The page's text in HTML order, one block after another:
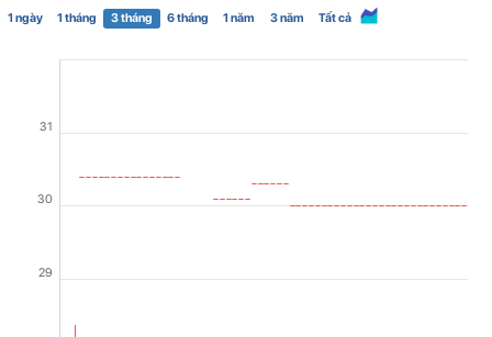
1 ngày 1 tháng 3 tháng 6 tháng 1 năm 3 năm Tất cả
29
30
31